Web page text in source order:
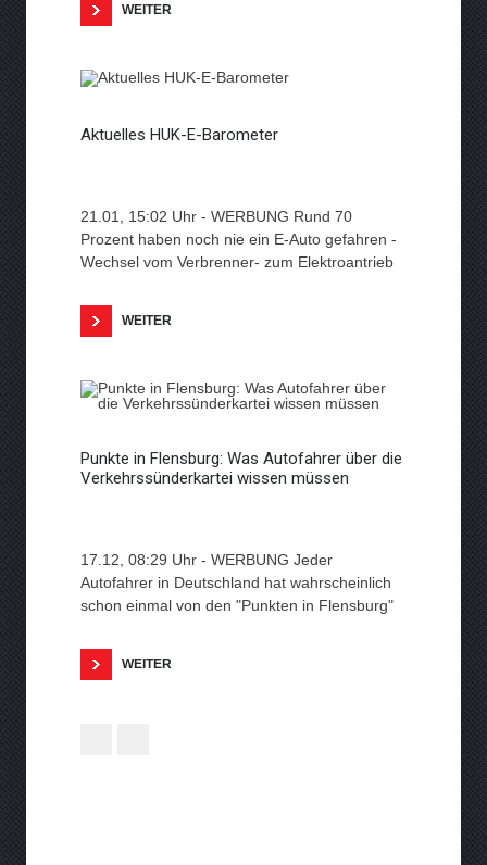
WEITER
Aktuelles HUK-E-Barometer
21.01, 15:02 Uhr - WERBUNG Rund 70
Prozent haben noch nie ein E-Auto gefahren -
Wechsel vom Verbrenner- zum Elektroantrieb
WEITER
Punkte in Flensburg: Was Autofahrer über die
Verkehrssünderkartei wissen müssen
17.12, 08:29 Uhr - WERBUNG Jeder
Autofahrer in Deutschland hat wahrscheinlich
schon einmal von den "Punkten in Flensburg"
WEITER